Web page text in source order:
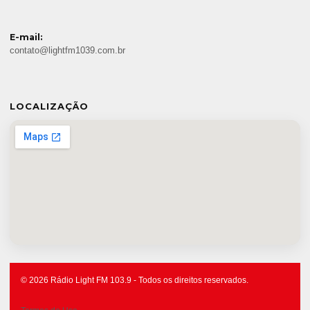
E-mail:
contato@lightfm1039.com.br
LOCALIZAÇÃO
© 2026 Rádio Light FM 103.9 - Todos os direitos reservados.